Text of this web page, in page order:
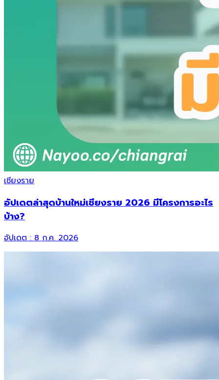
เชียงราย
อัปเดตล่าสุดบ้านใหม่เชียงราย 2026 มีโครงการอะไร
บ้าง?
อัปเดต :8 ก.ค. 2026